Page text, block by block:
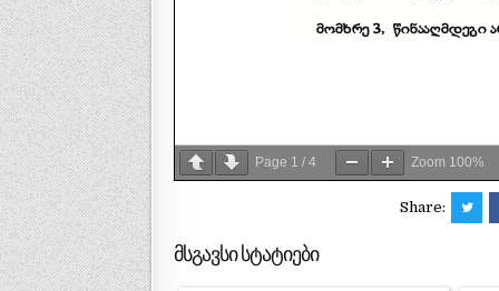
Page 1 /4 Zoom 100%
Share:
მსგავსი სტატიები